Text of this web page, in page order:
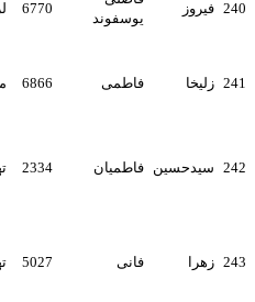
یوسفوند
6770 لرستان
فاطمی 6866 مازندران
فاطمیان 2334 تهران
فانی 5027 تهران